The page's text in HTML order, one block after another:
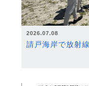
2026.07.08
請戸海岸で放射